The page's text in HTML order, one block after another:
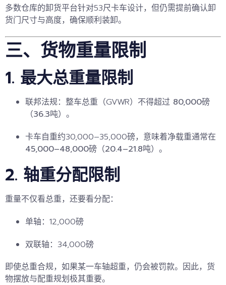
多数仓库的卸货平台针对53尺卡车设计，但仍需提前确认卸
货门尺寸与高度，确保顺利装卸。
三、货物重量限制
1. 最大总重量限制
联邦法规：整车总重（GVWR）不得超过 80,000磅
（36.3吨） 。
卡车自重约30,000–35,000磅，意味着净载重通常在
45,000–48,000磅（20.4–21.8吨） 。
2. 轴重分配限制
重量不仅看总重，还要看分配：
单轴：12,000磅
双联轴：34,000磅
即使总重合规，如果某一车轴超重，仍会被罚款。因此，货
物摆放与配重规划极其重要。